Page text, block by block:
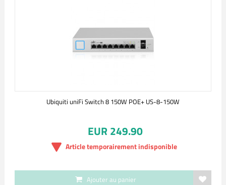
Ubiquiti uniFi Switch 8 150W POE+ US-8-150W
EUR 249.90
Article temporairement indisponible
Ajouter au panier